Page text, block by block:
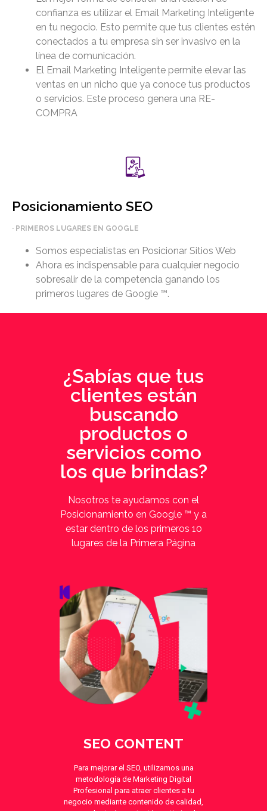
confianza es utilizar el Email Marketing Inteligente
en tu negocio. Esto permite que tus clientes estén
conectados a tu empresa sin ser invasivo en la
línea de comunicación.
El Email Marketing Inteligente permite elevar las
ventas en un nicho que ya conoce tus productos
o servicios. Este proceso genera una RE-
COMPRA
Posicionamiento SEO
· PRIMEROS LUGARES EN GOOGLE
Somos especialistas en Posicionar Sitios Web
Ahora es indispensable para cualquier negocio
sobresalir de la competencia ganando los
primeros lugares de Google ™.
¿Sabías que tus
clientes están
buscando
productos o
servicios como
los que brindas?
Nosotros te ayudamos con el
Posicionamiento en Google ™ y a
estar dentro de los primeros 10
lugares de la Primera Página
SEO CONTENT
Para mejorar el SEO, utilizamos una
metodología de Marketing Digital
Profesional para atraer clientes a tu
negocio mediante contenido de calidad,